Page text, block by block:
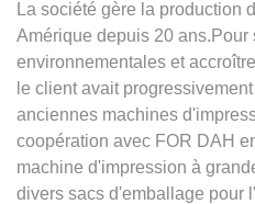
La société gère la production
Amérique depuis 20 ans.Pour
environnementales et
le client avait
anciennes machines
coopération avec FOR DAH
machine d'impression à
divers sacs d'emballage pour